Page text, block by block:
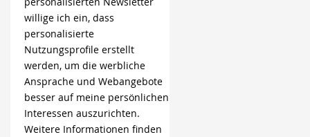
willige ich ein, dass
personalisierte
Nutzungsprofile erstellt
werden, um die werbliche
Ansprache und Webangebote
besser auf meine persönlichen
Interessen auszurichten.
Weitere Informationen finden